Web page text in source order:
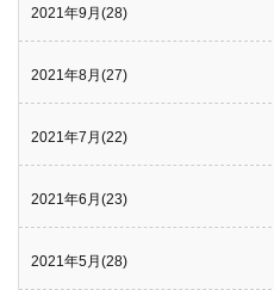
2021年9月(28)
2021年8月(27)
2021年7月(22)
2021年6月(23)
2021年5月(28)